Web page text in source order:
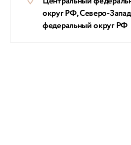
округ РФ, Северо-
федеральный округ РФ